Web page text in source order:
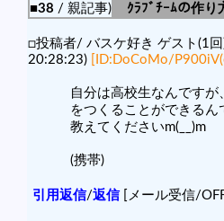
■38 / 親記事)
ｸﾗﾌﾞﾁｰﾑの作り
□投稿者/ バスケ好き ゲスト(1
20:28:23)
[ID:DoCoMo/
自分は高校生なんですが
をつくることができるん
教えてくださいm(__)m
(携帯)
引用返信/返信[メール受信/